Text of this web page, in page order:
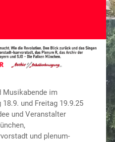
Musikabende im
und Freitag 19.9.25
und Veranstalter
und plenum-